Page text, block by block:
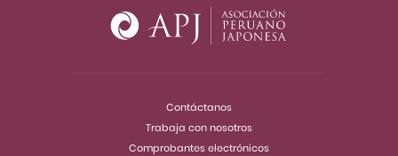
Contáctanos
Trabaja con nosotros
Comprobantes electrónicos